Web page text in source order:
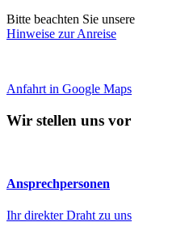
Bitte beachten Sie unsere
Hinweise zur Anreise
Anfahrt in Google Maps
Wir stellen uns vor
Ansprechpersonen
Ihr direkter Draht zu uns